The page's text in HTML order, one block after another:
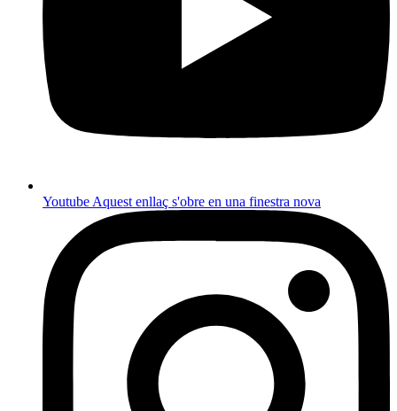
Youtube Aquest enllaç s'obre en una finestra nova